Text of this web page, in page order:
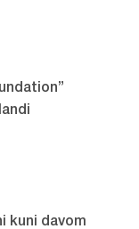
kuni davom